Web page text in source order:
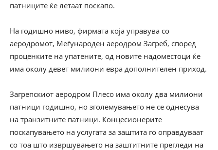
патниците ќе летаат поскапо.
На годишно ниво, фирмата која управува со
аеродромот, Меѓународен аеродром Загреб, според
проценките на упатените, од новите надоместоци ќе
има околу девет милиони евра дополнителен приход.
Загрепскиот аеродром Плесо има околу два милиони
патници годишно, но зголемувањето не се однесува
на транзитните патници. Концесионерите
поскапувањето на услугата за заштита го оправдуваат
со тоа што извршувањето на заштитните прегледи на